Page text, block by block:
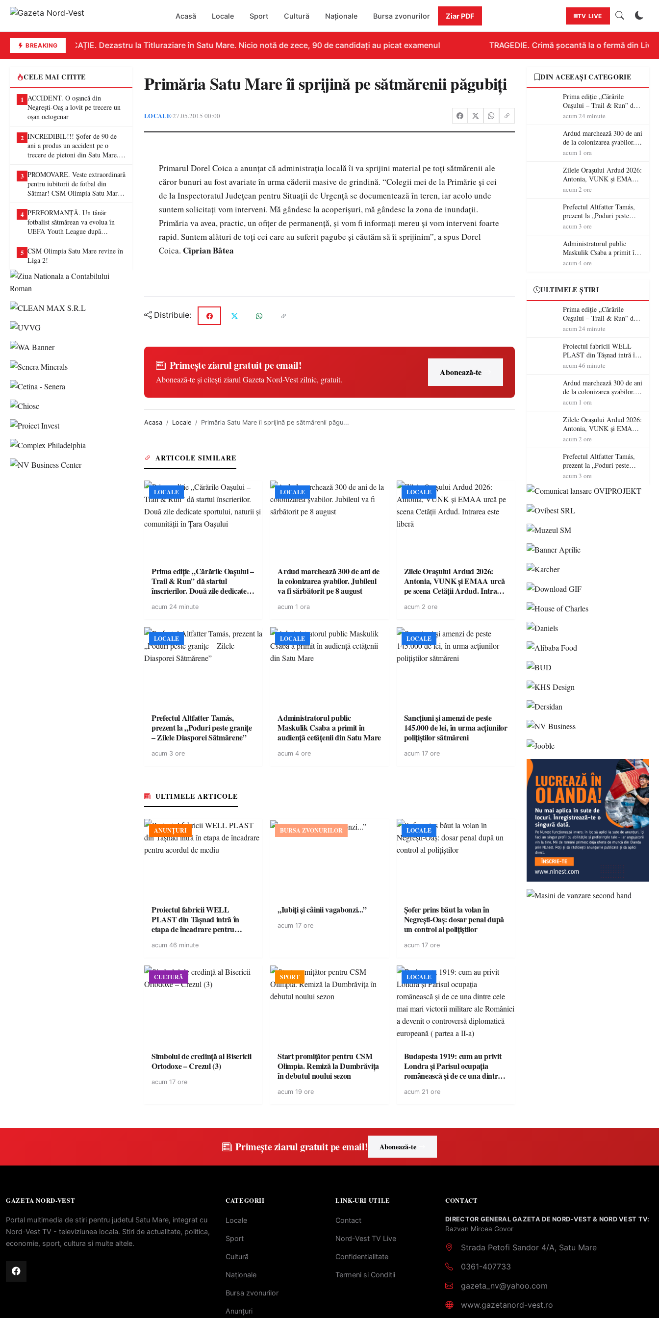
Acasă Locale Sport Cultură Naționale Bursa zvonurilor Ziar PDF TV LIVE
BREAKINGEDUCAȚIE. Dezastru la Titluraziare în Satu Mare. Nicio notă de zece, 90 de candidați au picat examenul TRAGEDIE. Crimă șocantă la o fermă din
CELE MAI CITITE
1 ACCIDENT. O oșancă din
Negrești-Oaș a lovit pe trecere un
oșan octogenar
2 INCREDIBIL!!! Șofer de 90 de
ani a produs un accident pe o
trecere de pietoni din Satu Mare. O
3 PROMOVARE. Veste extraordinară
pentru iubitorii de fotbal din
Sătmar! CSM Olimpia Satu Mare
4 PERFORMANȚĂ. Un tânăr
fotbalist sătmărean va evolua în
UEFA Youth League după
5 CSM Olimpia Satu Mare revine în
Liga 2!
Primăria Satu Mare îi sprijină pe sătmărenii păgubiţi
LOCALE•27.05.2015 00:00
Primarul Dorel Coica a anunţat că administraţia locală îi va sprijini material pe toţi sătmărenii ale
căror bunuri au fost avariate în urma căderii masive de grindină. “Colegii mei de la Primărie şi cei
de la Inspectoratul Judeţean pentru Situaţii de Urgenţă se documentează în teren, iar acolo unde
suntem solicitaţi vom interveni. Mă gândesc la acoperişuri, mă gândesc la zona de inundaţii.
Primăria va avea, practic, un ofiţer de permanenţă, şi vom fi informaţi mereu şi vom interveni foarte
rapid. Suntem alături de toţi cei care au suferit pagube şi căutăm să îi sprijinim”, a spus Dorel
Coica. Ciprian Bâtea
Distribuie:
Primește ziarul gratuit pe email!
Abonează-te și citești ziarul Gazeta Nord-Vest zilnic, gratuit.
Abonează-te
Acasa Locale Primăria Satu Mare îi sprijină pe sătmărenii păgu...
ARTICOLE SIMILARE
LOCALE
Prima ediție „Cărările Oașului –
Trail & Run” dă startul
înscrierilor. Două zile dedicate
în Țara Oașului
acum 24 minute
LOCALE
Ardud marchează 300 de ani de
la colonizarea șvabilor. Jubileul
va fi sărbătorit pe 8 august
acum 1 ora
LOCALE
Zilele Orașului Ardud 2026:
Antonia, VUNK și EMAA urcă
pe scena Cetății Ardud. Intrarea
acum 2 ore
LOCALE
Prefectul Altfatter Tamás,
prezent la „Poduri peste granițe
– Zilele Diasporei Sătmărene”
acum 3 ore
LOCALE
Administratorul public
Maskulik Csaba a primit în
audiență cetățenii din Satu Mare
acum 4 ore
LOCALE
Sancțiuni și amenzi de peste
145.000 de lei, în urma acțiunilor
polițiștilor sătmăreni
acum 17 ore
ULTIMELE ARTICOLE
ANUNȚURI
Proiectul fabricii WELL
PLAST din Tășnad intră în
etapa de încadrare pentru
acum 46 minute
BURSA ZVONURILOR
,,Iubiți și câinii vagabonzi...”
acum 17 ore
LOCALE
Șofer prins băut la volan în
Negrești-Oaș: dosar penal după
un control al polițiștilor
acum 17 ore
CULTURĂ
Simbolul de credinţă al Bisericii
Ortodoxe – Crezul (3)
acum 17 ore
SPORT
Start promițător pentru CSM
Olimpia. Remiză la Dumbrăvița
în debutul noului sezon
acum 19 ore
LOCALE
Budapesta 1919: cum au privit
Londra și Parisul ocupația
românească și de ce una dintre
României a devenit o
acum 21 ore
DIN ACEEAȘI CATEGORIE
Prima ediție „Cărările
Oașului – Trail & Run” dă
startul înscrierilor. Două zile
comunității în Țara Oașului
acum 24 minute
Ardud marchează 300 de ani
de la colonizarea șvabilor.
Jubileul va fi sărbătorit pe 8
acum 1 ora
Zilele Orașului Ardud 2026:
Antonia, VUNK și EMAA
urcă pe scena Cetății Ardud.
acum 2 ore
Prefectul Altfatter Tamás,
prezent la „Poduri peste
granițe – Zilele Diasporei
acum 3 ore
Administratorul public
Maskulik Csaba a primit în
audiență cetățenii din Satu
acum 4 ore
ULTIMELE ȘTIRI
Prima ediție „Cărările
Oașului – Trail & Run” dă
startul înscrierilor. Două zile
comunității în Țara Oașului
acum 24 minute
Proiectul fabricii WELL
PLAST din Tășnad intră în
etapa de încadrare pentru
acum 46 minute
Ardud marchează 300 de ani
de la colonizarea șvabilor.
Jubileul va fi sărbătorit pe 8
acum 1 ora
Zilele Orașului Ardud 2026:
Antonia, VUNK și EMAA
urcă pe scena Cetății Ardud.
acum 2 ore
Prefectul Altfatter Tamás,
prezent la „Poduri peste
granițe – Zilele Diasporei
acum 3 ore
Primește ziarul gratuit pe email! Abonează-te
GAZETA NORD-VEST
Portal multimedia de stiri pentru judetul Satu Mare, integrat cu
Nord-Vest TV - televiziunea locala. Stiri de actualitate, politica,
economie, sport, cultura si multe altele.
CATEGORII
Locale
Sport
Cultură
Naționale
Bursa zvonurilor
Anunțuri
LINK-URI UTILE
Contact
Nord-Vest TV Live
Confidentialitate
Termeni si Conditii
CONTACT
DIRECTOR GENERAL GAZETA DE NORD-VEST & NORD VEST TV:
Razvan Mircea Govor
Strada Petofi Sandor 4/A, Satu Mare
0361-407733
gazeta_nv@yahoo.com
www.gazetanord-vest.ro